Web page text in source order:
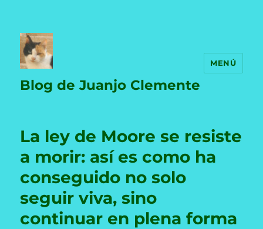
Blog de Juanjo Clemente
MENÚ
La ley de Moore se resiste
a morir: así es como ha
conseguido no solo
seguir viva, sino
continuar en plena forma